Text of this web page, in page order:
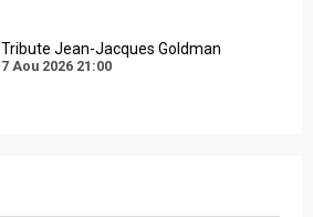
Tribute Jean-Jacques Goldman
7 Aou 2026 21:00